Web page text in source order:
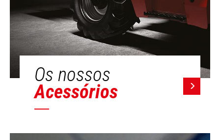
Os nossos
Acessórios